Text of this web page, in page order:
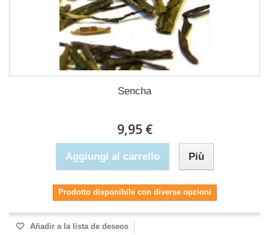
Sencha
9,95 €
Aggiungi al carrello Più
Prodotto disponibile con diverse opzioni
Añadir a la lista de deseos